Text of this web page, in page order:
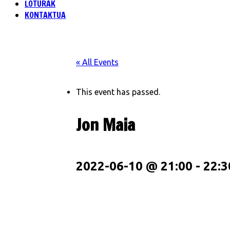
LOTURAK
KONTAKTUA
« All Events
This event has passed.
Jon Maia
2022-06-10 @ 21:00 -